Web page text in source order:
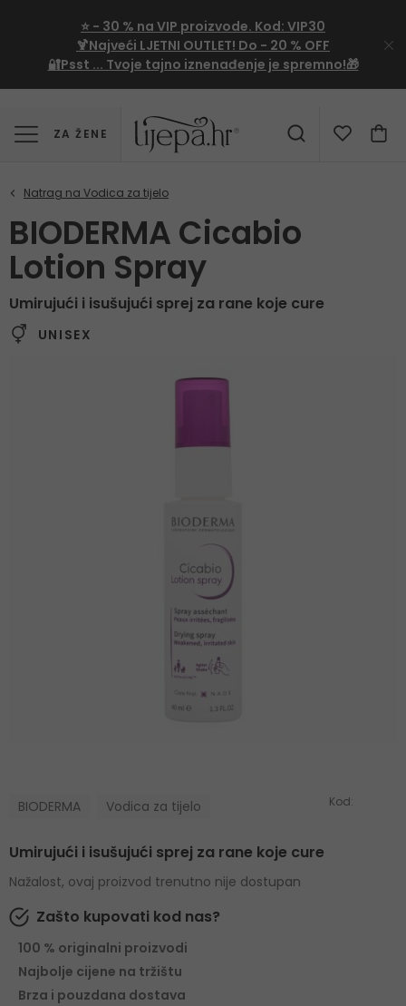
⭐ - 30 % na VIP proizvode. Kod: VIP30
🍹Najveći LJETNI OUTLET! Do - 20 % OFF
🔐Psst ... Tvoje tajno iznenađenje je spremno!🎁
ZA ŽENE
BIODERMA Cicabio
Lotion Spray
Umirujući i isušujući sprej za rane koje cure
UNISEX
BIODERMA Vodica za tijelo Kod:
Umirujući i isušujući sprej za rane koje cure
Nažalost, ovaj proizvod trenutno nije dostupan
Zašto kupovati kod nas?
100 % originalni proizvodi
Najbolje cijene na tržištu
Brza i pouzdana dostava